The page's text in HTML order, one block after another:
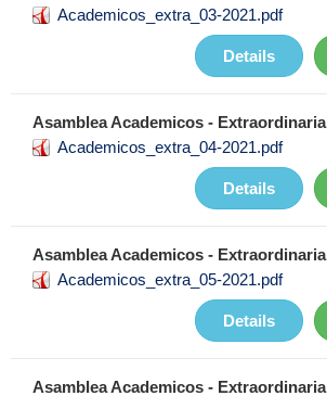
Academicos_extra_03-2021.pdf
Details
Asamblea Academicos - Extraordinaria
Academicos_extra_04-2021.pdf
Details
Asamblea Academicos - Extraordinaria
Academicos_extra_05-2021.pdf
Details
Asamblea Academicos - Extraordinaria